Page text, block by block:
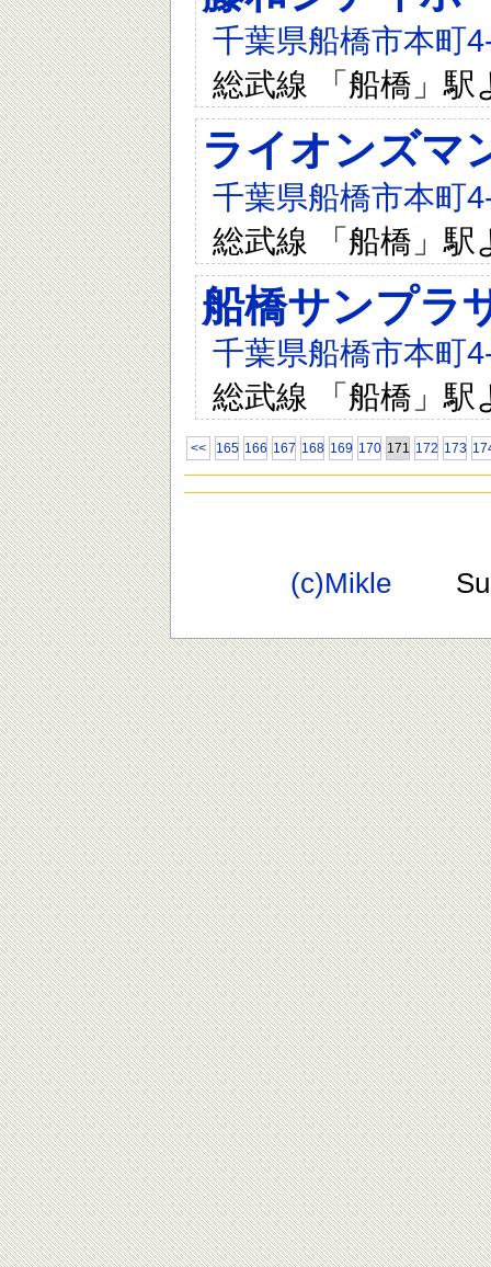
千葉県船橋市本町
総武線 「船橋」駅
ライオンズマ
千葉県船橋市本町
総武線 「船橋」駅
船橋サンプラ
千葉県船橋市本町
総武線 「船橋」駅
<< 165 166 167 168 169 170 171 172 173
(c)Mikle